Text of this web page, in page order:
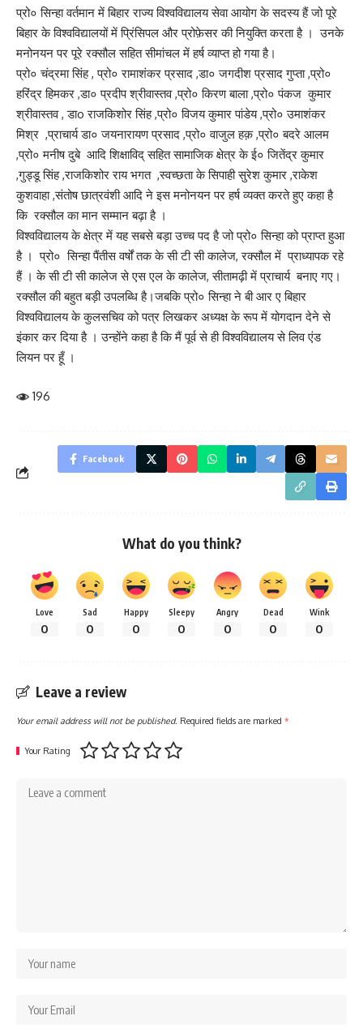
प्रो० सिन्हा वर्तमान में बिहार राज्य विश्वविद्यालय सेवा आयोग के सदस्य हैं जो पूरे
बिहार के विश्वविद्यालयों में प्रिंसिपल और प्रोफ़ेसर की नियुक्ति करता है । उनके
मनोनयन पर पूरे रक्सौल सहित सीमांचल में हर्ष व्याप्त हो गया है।
प्रो० चंद्रमा सिंह , प्रो० रामाशंकर प्रसाद ,डा० जगदीश प्रसाद गुप्ता ,प्रो०
हरिंद्र हिमकर ,डा० प्रदीप श्रीवास्तव ,प्रो० किरण बाला ,प्रो० पंकज कुमार
श्रीवास्तव , डाo राजकिशोर सिंह ,प्रो० विजय कुमार पांडेय ,प्रो० उमाशंकर
मिश्र ,प्राचार्य डा० जयनारायण प्रसाद ,प्रो० वाजुल हक़ ,प्रो० बदरे आलम
,प्रो० मनीष दुबे आदि शिक्षाविद् सहित सामाजिक क्षेत्र के ई० जितेंद्र कुमार
,गुड्डू सिंह ,राजकिशोर राय भगत ,स्वच्छता के सिपाही सुरेश कुमार ,राकेश
कुशवाहा ,संतोष छात्रवंशी आदि ने इस मनोनयन पर हर्ष व्यक्त करते हुए कहा है
कि रक्सौल का मान सम्मान बढ़ा है ।
विश्वविद्यालय के क्षेत्र में यह सबसे बड़ा उच्च पद है जो प्रो० सिन्हा को प्राप्त हुआ
है । प्रो० सिन्हा पैंतीस वर्षों तक के सी टी सी कालेज, रक्सौल में प्राध्यापक रहे
हैं । के सी टी सी कालेज से एस एल के कालेज, सीतामढ़ी में प्राचार्य बनाए गए।
रक्सौल की बहुत बड़ी उपलब्धि है।जबकि प्रो० सिन्हा ने बी आर ए बिहार
विश्वविद्यालय के कुलसचिव को पत्र लिखकर अध्यक्ष के रूप में योगदान देने से
इंकार कर दिया है । उन्होंने कहा है कि मैं पूर्व से ही विश्वविद्यालय से लिव एंड
लियन पर हूँ ।
196
Facebook
What do you think?
Love
0
Sad
0
Happy
0
Sleepy
0
Angry
0
Dead
0
Wink
0
Leave a review
Your email address will not be published. Required fields are marked *
Your Rating